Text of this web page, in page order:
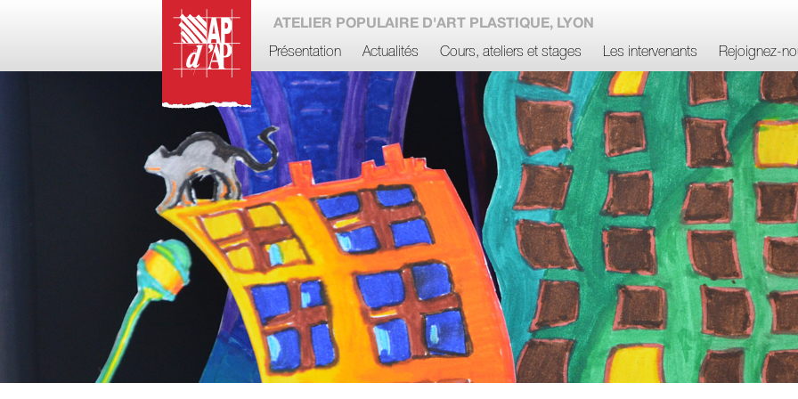
ATELIER POPULAIRE D'ART PLASTIQUE, LYON
Présentation Actualités Cours, ateliers et stages Les intervenants Rejoignez-